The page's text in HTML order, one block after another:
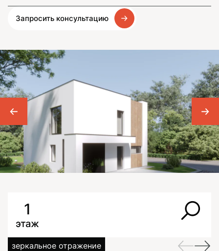
Запросить консультацию
1
этаж
зеркальное отражение